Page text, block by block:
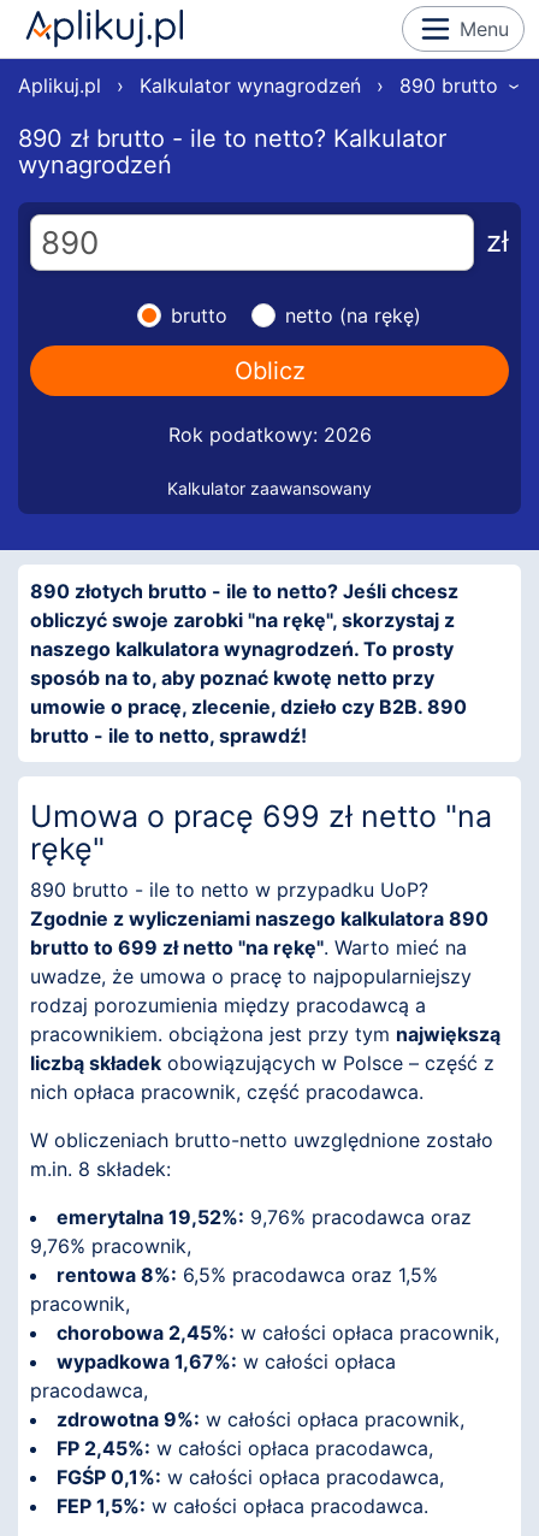
Menu
Aplikuj.pl › Kalkulator wynagrodzeń › 890 brutto ›
890 zł brutto - ile to netto? Kalkulator
wynagrodzeń
zł
brutto netto (na rękę)
Rok podatkowy: 2026
Kalkulator zaawansowany
890 złotych brutto - ile to netto? Jeśli chcesz
obliczyć swoje zarobki "na rękę", skorzystaj z
naszego kalkulatora wynagrodzeń. To prosty
sposób na to, aby poznać kwotę netto przy
umowie o pracę, zlecenie, dzieło czy B2B. 890
brutto - ile to netto, sprawdź!
Umowa o pracę 699 zł netto "na
rękę"
890 brutto - ile to netto w przypadku UoP?
Zgodnie z wyliczeniami naszego kalkulatora 890
brutto to 699 zł netto "na rękę". Warto mieć na
uwadze, że umowa o pracę to najpopularniejszy
rodzaj porozumienia między pracodawcą a
pracownikiem. obciążona jest przy tym największą
liczbą składek obowiązujących w Polsce – część z
nich opłaca pracownik, część pracodawca.
W obliczeniach brutto-netto uwzględnione zostało
m.in. 8 składek:
emerytalna 19,52%: 9,76% pracodawca oraz
9,76% pracownik,
rentowa 8%: 6,5% pracodawca oraz 1,5%
pracownik,
chorobowa 2,45%: w całości opłaca pracownik,
wypadkowa 1,67%: w całości opłaca
pracodawca,
zdrowotna 9%: w całości opłaca pracownik,
FP 2,45%: w całości opłaca pracodawca,
FGŚP 0,1%: w całości opłaca pracodawca,
FEP 1,5%: w całości opłaca pracodawca.